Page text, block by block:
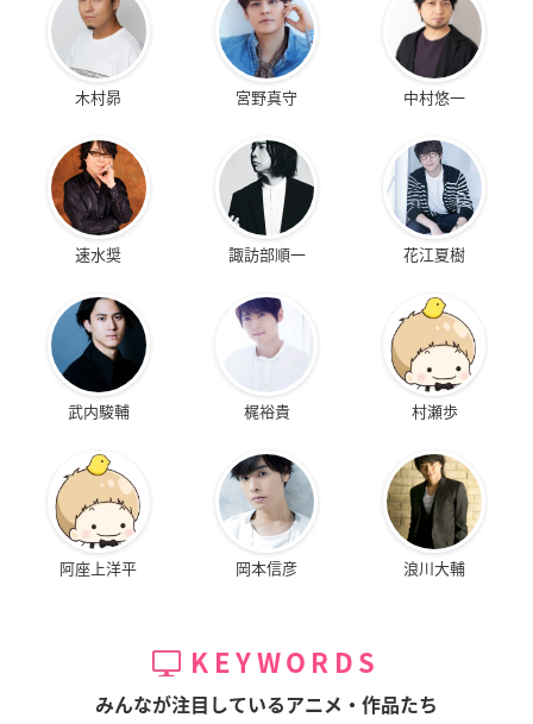
木村昴 宮野真守 中村悠一
速水奨 諏訪部順一 花江夏樹
武内駿輔 梶裕貴 村瀬歩
阿座上洋平 岡本信彦 浪川大輔
KEYWORDS
みんなが注目しているアニメ・作品たち